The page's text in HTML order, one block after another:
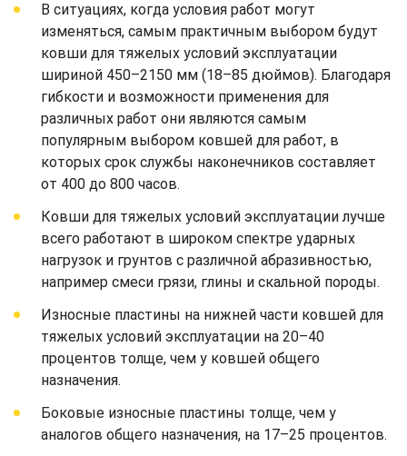
В ситуациях, когда условия работ могут
изменяться, самым практичным выбором будут
ковши для тяжелых условий эксплуатации
шириной 450–2150 мм (18–85 дюймов). Благодаря
гибкости и возможности применения для
различных работ они являются самым
популярным выбором ковшей для работ, в
которых срок службы наконечников составляет
от 400 до 800 часов.
Ковши для тяжелых условий эксплуатации лучше
всего работают в широком спектре ударных
нагрузок и грунтов с различной абразивностью,
например смеси грязи, глины и скальной породы.
Износные пластины на нижней части ковшей для
тяжелых условий эксплуатации на 20–40
процентов толще, чем у ковшей общего
назначения.
Боковые износные пластины толще, чем у
аналогов общего назначения, на 17–25 процентов.